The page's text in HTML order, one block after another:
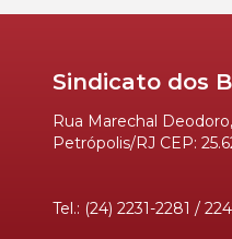
Sindicato dos
Rua Marechal
Petrópolis/RJ CEP:
Tel.: (24) 2231-2281 /